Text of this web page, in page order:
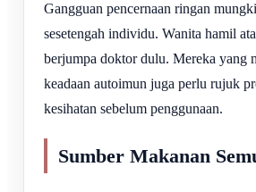
Gangguan pencernaan ringan
sesetengah individu. Wanita hamil
berjumpa doktor dulu. Mereka yang
keadaan autoimun juga perlu rujuk
kesihatan sebelum penggunaan.
Sumber Makanan